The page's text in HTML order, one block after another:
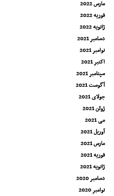
مارس 2022
فوریه 2022
ژانویه 2022
دسامبر 2021
نوامبر 2021
اکتبر 2021
سپتامبر 2021
آگوست 2021
جولای 2021
ژوئن 2021
می 2021
آوریل 2021
مارس 2021
فوریه 2021
ژانویه 2021
دسامبر 2020
نوامبر 2020